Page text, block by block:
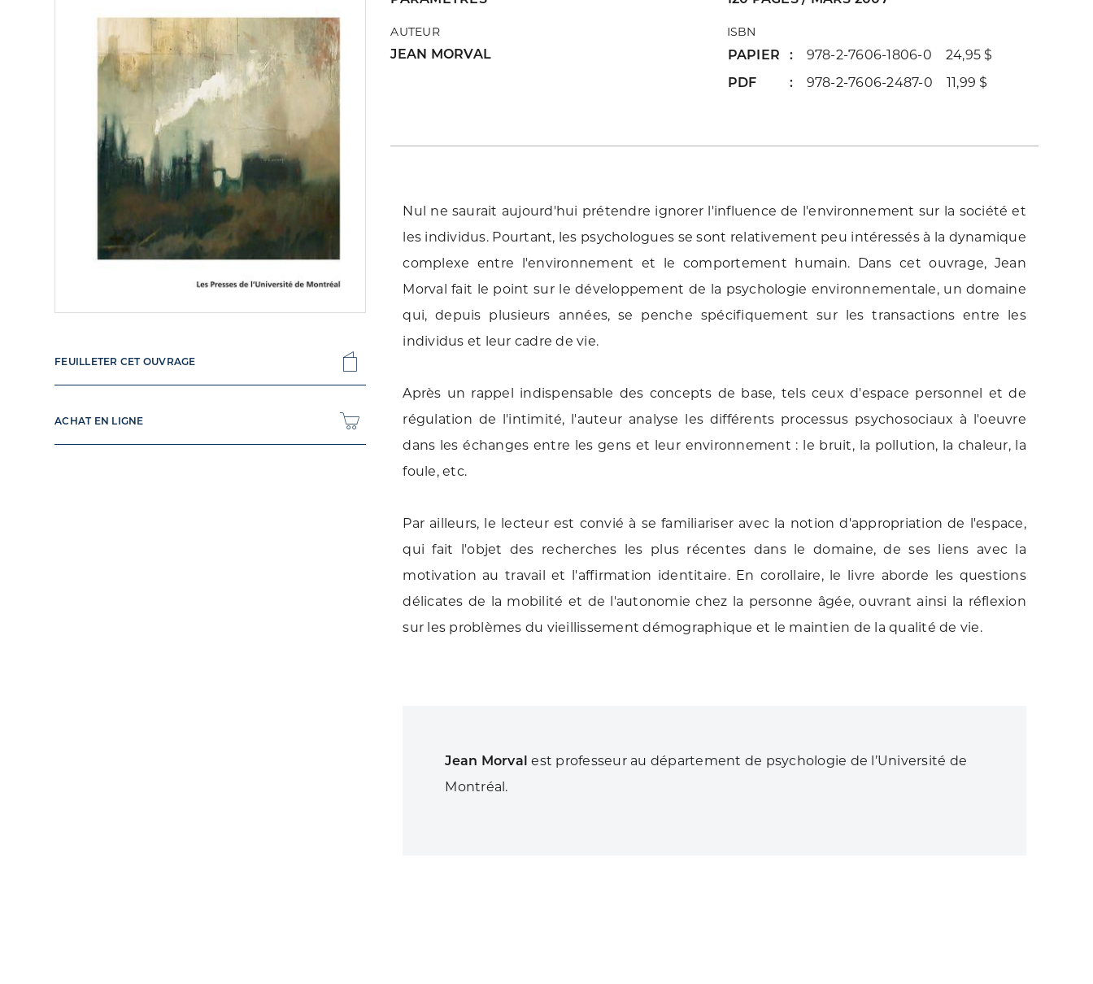
AUTEUR
JEAN MORVAL
ISBN
PAPIER
978-2-7606-1806-0 24,95 $
PDF
978-2-7606-2487-0 11,99 $
Nul ne saurait aujourd'hui prétendre ignorer l'influence de l'environnement sur la société et
les individus. Pourtant, les psychologues se sont relativement peu intéressés à la dynamique
complexe entre l'environnement et le comportement humain. Dans cet ouvrage, Jean
Morval fait le point sur le développement de la psychologie environnementale, un domaine
qui, depuis plusieurs années, se penche spécifiquement sur les transactions entre les
individus et leur cadre de vie.
Après un rappel indispensable des concepts de base, tels ceux d'espace personnel et de
régulation de l'intimité, l'auteur analyse les différents processus psychosociaux à l'oeuvre
dans les échanges entre les gens et leur environnement : le bruit, la pollution, la chaleur, la
foule, etc.
Par ailleurs, le lecteur est convié à se familiariser avec la notion d'appropriation de l'espace,
qui fait l'objet des recherches les plus récentes dans le domaine, de ses liens avec la
motivation au travail et l'affirmation identitaire. En corollaire, le livre aborde les questions
délicates de la mobilité et de l'autonomie chez la personne âgée, ouvrant ainsi la réflexion
sur les problèmes du vieillissement démographique et le maintien de la qualité de vie.
Jean Morval est professeur au département de psychologie de l’Université de
Montréal.
FEUILLETER CET OUVRAGE
ACHAT EN LIGNE